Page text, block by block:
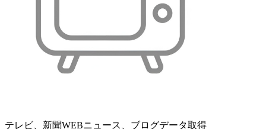
テレビ、新聞WEBニュース、ブログデータ取得